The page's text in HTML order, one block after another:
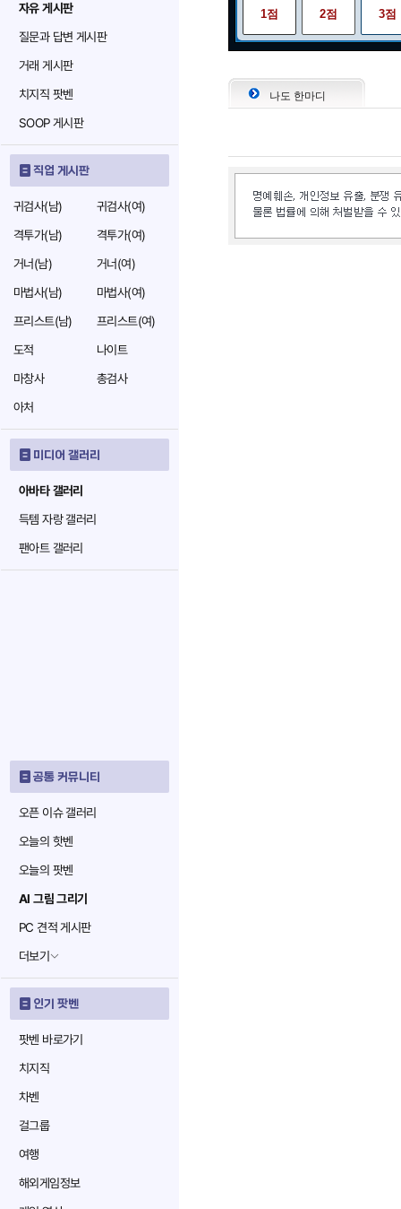
자유 게시판
질문과 답변 게시판
거래 게시판
치지직 팟벤
SOOP 게시판
직업 게시판
귀검사(남)
귀검사(여)
격투가(남)
격투가(여)
거너(남)
거너(여)
마법사(남)
마법사(여)
프리스트(남)
프리스트(여)
도적
나이트
마창사
총검사
아처
미디어 갤러리
아바타 갤러리
득템 자랑 갤러리
팬아트 갤러리
공통 커뮤니티
오픈 이슈 갤러리
오늘의 핫벤
오늘의 팟벤
AI 그림 그리기
PC 견적 게시판
더보기
인기 팟벤
팟벤 바로가기
치지직
차벤
걸그룹
여행
해외게임정보
1점 2점 3점
나도 한마디